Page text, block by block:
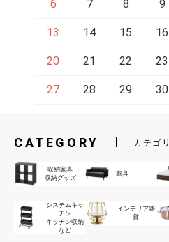
6 7 8 9
13 14 15 16
20 21 22 23
27 28 29 30
CATEGORY カテゴリ
収納家具
収納グッズ
家具
システムキッ
チン
キッチン収納
など
インテリア雑
貨